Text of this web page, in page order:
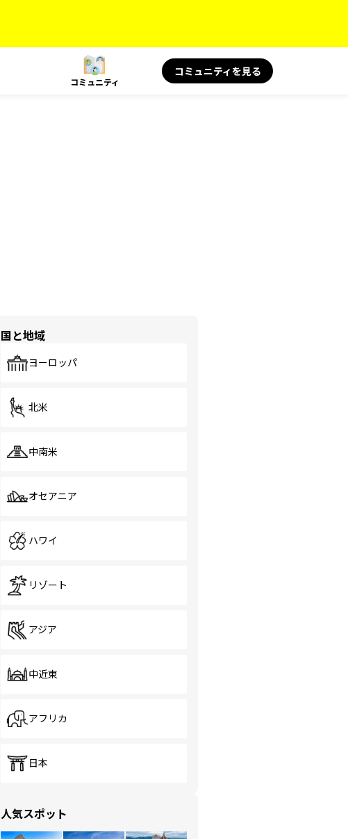
コミュニティ
コミュニティを見る
国と地域
ヨーロッパ
北米
中南米
オセアニア
ハワイ
リゾート
アジア
中近東
アフリカ
日本
人気スポット